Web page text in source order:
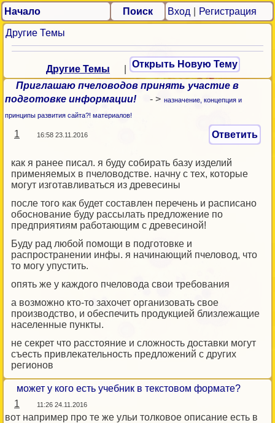
Начало Поиск Вход Регистрация
Другие Темы
Другие Темы Открыть Новую Тему
Приглашаю пчеловодов принять участие в
подготовке информации!
- > назначение, концепция и
принципы развития сайта?! материалов!
1 16:58 23.11.2016 Ответить
как я ранее писал. я буду собирать базу изделий
применяемых в пчеловодстве. начну с тех, которые
могут изготавливаться из древесины
после того как будет составлен перечень и расписано
обоснование буду рассылать предложение по
предприятиям работающим с древесиной!
Буду рад любой помощи в подготовке и
распространении инфы. я начинающий пчеловод, что
то могу упустить.
опять же у каждого пчеловода свои требования
а возможно кто-то захочет организовать свое
производство, и обеспечить продукцией близлежащие
населенные пункты.
не секрет что расстояние и сложность доставки могут
съесть привлекательность предложений с других
регионов
может у кого есть учебник в текстовом формате?
1
11:26 24.11.2016
вот например про те же ульи толковое описание есть в